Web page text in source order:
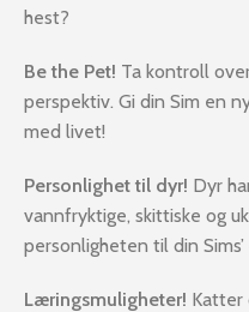
hest?
Be the Pet! Ta kontroll
perspektiv. Gi din Sim en
med livet!
Personlighet til dyr! Dyr
vannfryktige, skittiske og
personligheten til din Sims’
Læringsmuligheter! Katter